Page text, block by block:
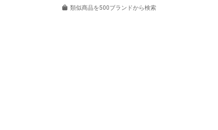
類似商品を500ブランドから検索